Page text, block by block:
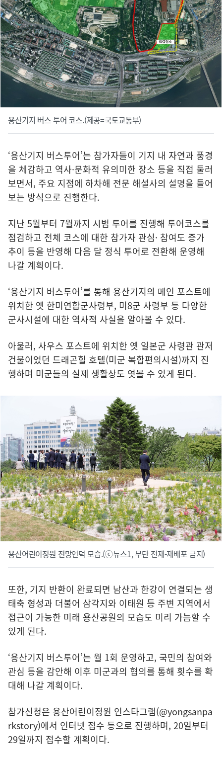
용산기지 버스 투어 코스.(제공=국토교통부)
‘용산기지 버스투어’는 참가자들이 기지 내 자연과 풍경
을 체감하고 역사·문화적 유의미한 장소 등을 직접 둘러
보면서, 주요 지점에 하차해 전문 해설사의 설명을 들어
보는 방식으로 진행한다.
지난 5월부터 7월까지 시범 투어를 진행해 투어코스를
점검하고 전체 코스에 대한 참가자 관심· 참여도 증가
추이 등을 반영해 다음 달 정식 투어로 전환해 운영해
나갈 계획이다.
‘용산기지 버스투어’를 통해 용산기지의 메인 포스트에
위치한 옛 한미연합군사령부, 미8군 사령부 등 다양한
군사시설에 대한 역사적 사실을 알아볼 수 있다.
아울러, 사우스 포스트에 위치한 옛 일본군 사령관 관저
건물이었던 드래곤힐 호텔(미군 복합편의시설)까지 진
행하며 미군들의 실제 생활상도 엿볼 수 있게 된다.
용산어린이정원 전망언덕 모습.(ⓒ뉴스1, 무단 전재-재배포 금지)
또한, 기지 반환이 완료되면 남산과 한강이 연결되는 생
태축 형성과 더불어 삼각지와 이태원 등 주변 지역에서
접근이 가능한 미래 용산공원의 모습도 미리 가늠할 수
있게 된다.
‘용산기지 버스투어’는 월 1회 운영하고, 국민의 참여와
관심 등을 감안해 이후 미군과의 협의를 통해 횟수를 확
대해 나갈 계획이다.
참가신청은 용산어린이정원 인스타그램(@yongsanpa
rkstory)에서 인터넷 접수 등으로 진행하며, 20일부터
29일까지 접수할 계획이다.